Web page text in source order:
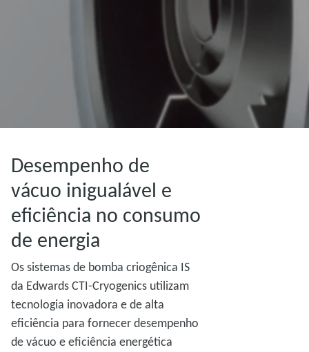
Desempenho de
vácuo inigualável e
eficiência no consumo
de energia
Os sistemas de bomba criogênica IS
da Edwards CTI-Cryogenics utilizam
tecnologia inovadora e de alta
eficiência para fornecer desempenho
de vácuo e eficiência energética